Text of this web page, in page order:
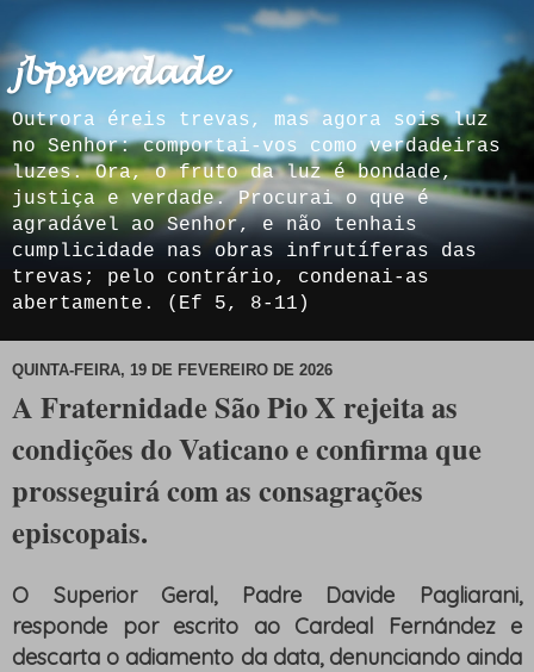
𝓳𝓫𝓹𝓼𝓿𝓮𝓻𝓭𝓪𝓭𝓮
Outrora éreis trevas, mas agora sois luz
no Senhor: comportai-vos como verdadeiras
luzes. Ora, o fruto da luz é bondade,
justiça e verdade. Procurai o que é
agradável ao Senhor, e não tenhais
cumplicidade nas obras infrutíferas das
trevas; pelo contrário, condenai-as
abertamente. (Ef 5, 8-11)
QUINTA-FEIRA, 19 DE FEVEREIRO DE 2026
A Fraternidade São Pio X rejeita as
condições do Vaticano e confirma que
prosseguirá com as consagrações
episcopais.
O Superior Geral, Padre Davide Pagliarani,
responde por escrito ao Cardeal Fernández e
descarta o adiamento da data, denunciando ainda